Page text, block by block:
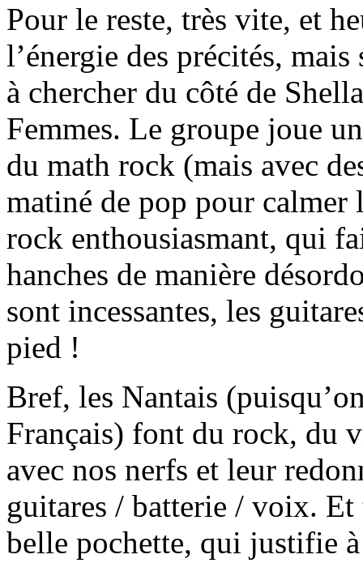
Pour le reste, très vite, et
l’énergie des précités,
à chercher du côté de
Femmes. Le groupe joue
du math rock (mais avec
matiné de pop pour calmer
rock enthousiasmant, qui
hanches de manière
sont incessantes, les
pied !
Bref, les Nantais
Français) font du rock, du
avec nos nerfs et leur
guitares / batterie / voix. Et
belle pochette, qui justifie